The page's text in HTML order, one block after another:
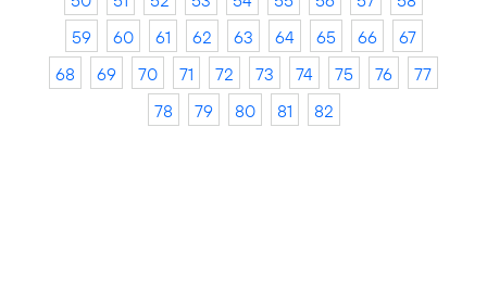
59
60 61 62 63 64 65 66
67
68
69 70 71 72 73 74 75 76
77
78
79 80 81 82